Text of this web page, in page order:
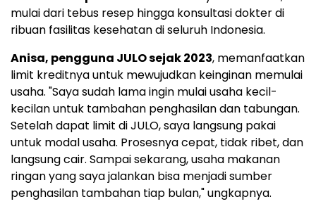
mulai dari tebus resep hingga konsultasi dokter di
ribuan fasilitas kesehatan di seluruh Indonesia.
Anisa, pengguna JULO sejak 2023, memanfaatkan
limit kreditnya untuk mewujudkan keinginan memulai
usaha. "Saya sudah lama ingin mulai usaha kecil-
kecilan untuk tambahan penghasilan dan tabungan.
Setelah dapat limit di JULO, saya langsung pakai
untuk modal usaha. Prosesnya cepat, tidak ribet, dan
langsung cair. Sampai sekarang, usaha makanan
ringan yang saya jalankan bisa menjadi sumber
penghasilan tambahan tiap bulan," ungkapnya.